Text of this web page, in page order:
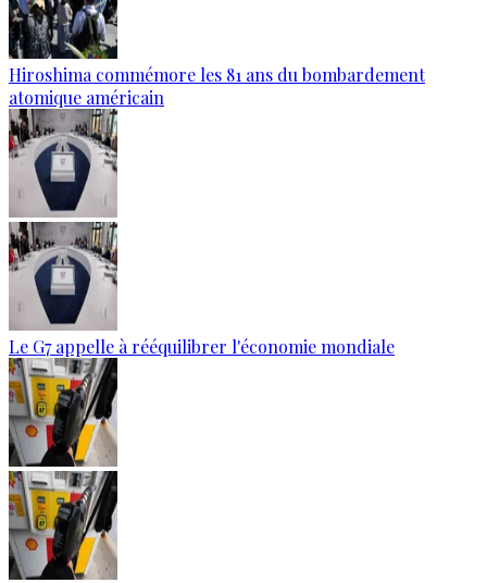
Hiroshima commémore les 81 ans du bombardement
atomique américain
Le G7 appelle à rééquilibrer l'économie mondiale